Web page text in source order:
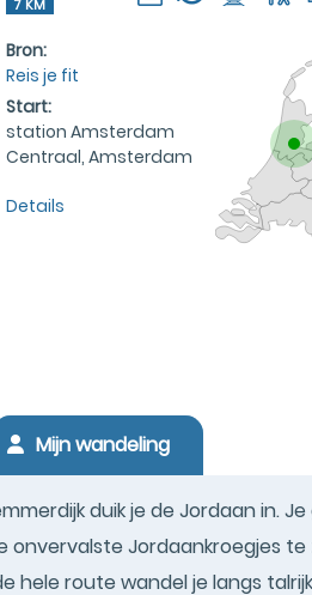
7 KM
Bron:
Reis je fit
Start:
station Amsterdam
Centraal, Amsterdam
Details
Mijn wandeling
duik je de Jordaan in.
Jordaankroegjes te
hele route wandel je langs